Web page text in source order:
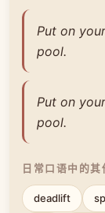
Put on
pool.
Put on
pool.
日常口语中的其
deadlift